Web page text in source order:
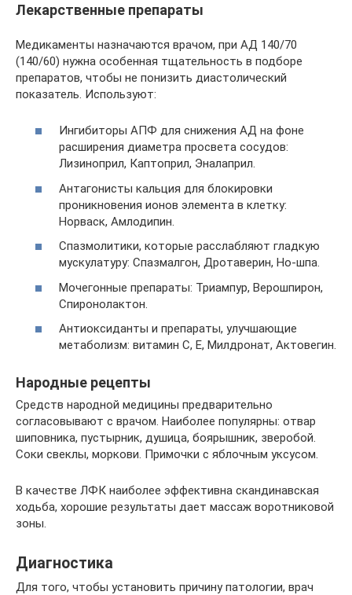
Лекарственные препараты
Медикаменты назначаются врачом, при АД 140/70
(140/60) нужна особенная тщательность в подборе
препаратов, чтобы не понизить диастолический
показатель. Используют:
Ингибиторы АПФ для снижения АД на фоне
расширения диаметра просвета сосудов:
Лизиноприл, Каптоприл, Эналаприл.
Антагонисты кальция для блокировки
проникновения ионов элемента в клетку:
Норваск, Амлодипин.
Спазмолитики, которые расслабляют гладкую
мускулатуру: Спазмалгон, Дротаверин, Но-шпа.
Мочегонные препараты: Триампур, Верошпирон,
Спиронолактон.
Антиоксиданты и препараты, улучшающие
метаболизм: витамин С, Е, Милдронат, Актовегин.
Народные рецепты
Средств народной медицины предварительно
согласовывают с врачом. Наиболее популярны: отвар
шиповника, пустырник, душица, боярышник, зверобой.
Соки свеклы, моркови. Примочки с яблочным уксусом.
В качестве ЛФК наиболее эффективна скандинавская
ходьба, хорошие результаты дает массаж воротниковой
зоны.
Диагностика
Для того, чтобы установить причину патологии, врач